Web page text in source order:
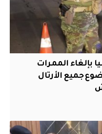
بإلغاء الممرات
جميع الأرتال